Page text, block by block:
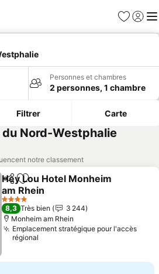
Favoris
Se
Personnes et chambres
2 personnes, 1 chambre
Filtrer Carte
du Nord-Westphalie
notre classement
PartagerAjouter à mes favoris
Hey Lou Hotel Monheim
am Rhein
Consulter les prix
4 Étoiles
8,3 Très bien
3 244
Monheim am Rhein
Emplacement stratégique pour l'accès
régional